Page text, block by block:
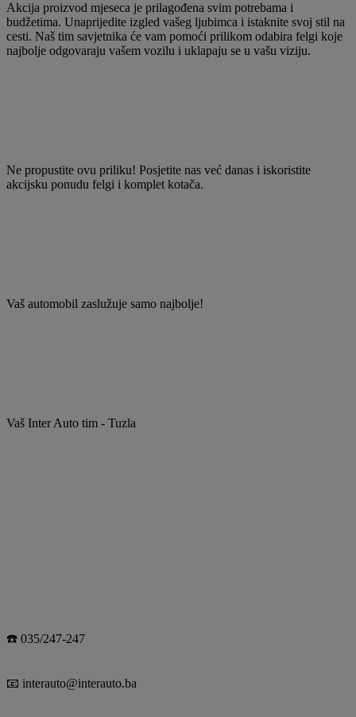
Akcija proizvod mjeseca je prilagođena svim potrebama i
budžetima. Unaprijedite izgled vašeg ljubimca i istaknite svoj stil na
cesti. Naš tim savjetnika će vam pomoći prilikom odabira felgi koje
najbolje odgovaraju vašem vozilu i uklapaju se u vašu viziju.
Ne propustite ovu priliku! Posjetite nas već danas i iskoristite
akcijsku ponudu felgi i komplet kotača.
Vaš automobil zaslužuje samo najbolje!
Vaš Inter Auto tim - Tuzla
☎️ 035/247-247
📧 interauto@interauto.ba